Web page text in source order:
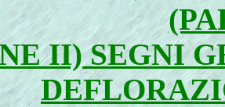
II) SEGNI